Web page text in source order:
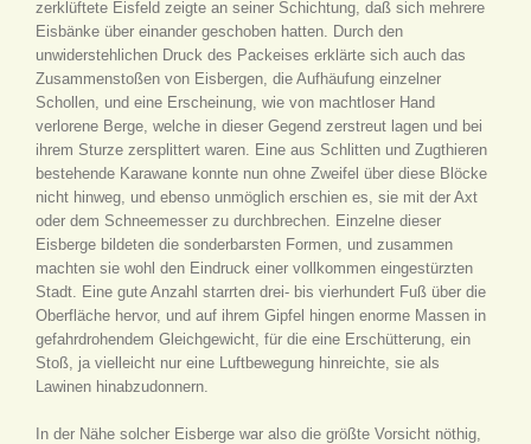
zerklüftete Eisfeld zeigte an seiner Schichtung, daß sich mehrere
Eisbänke über einander geschoben hatten. Durch den
unwiderstehlichen Druck des Packeises erklärte sich auch das
Zusammenstoßen von Eisbergen, die Aufhäufung einzelner
Schollen, und eine Erscheinung, wie von machtloser Hand
verlorene Berge, welche in dieser Gegend zerstreut lagen und bei
ihrem Sturze zersplittert waren. Eine aus Schlitten und Zugthieren
bestehende Karawane konnte nun ohne Zweifel über diese Blöcke
nicht hinweg, und ebenso unmöglich erschien es, sie mit der Axt
oder dem Schneemesser zu durchbrechen. Einzelne dieser
Eisberge bildeten die sonderbarsten Formen, und zusammen
machten sie wohl den Eindruck einer vollkommen eingestürzten
Stadt. Eine gute Anzahl starrten drei- bis vierhundert Fuß über die
Oberfläche hervor, und auf ihrem Gipfel hingen enorme Massen in
gefahrdrohendem Gleichgewicht, für die eine Erschütterung, ein
Stoß, ja vielleicht nur eine Luftbewegung hinreichte, sie als
Lawinen hinabzudonnern.
In der Nähe solcher Eisberge war also die größte Vorsicht nöthig,